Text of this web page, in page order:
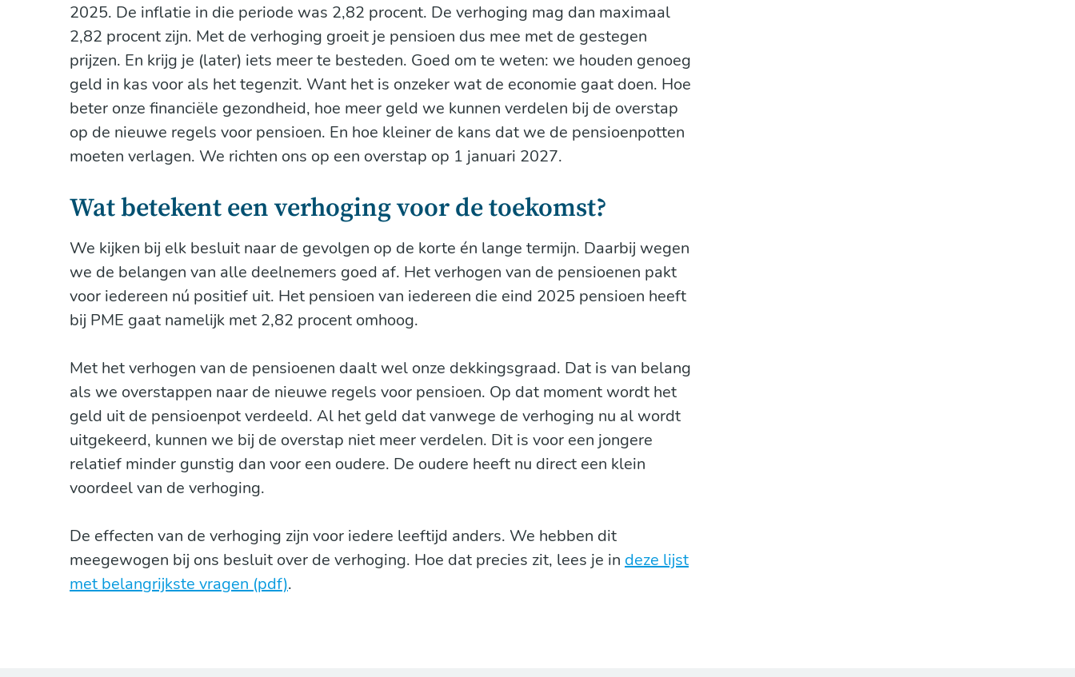
2025. De inflatie in die periode was 2,82 procent. De verhoging mag dan maximaal
2,82 procent zijn. Met de verhoging groeit je pensioen dus mee met de gestegen
prijzen. En krijg je (later) iets meer te besteden. Goed om te weten: we houden genoeg
geld in kas voor als het tegenzit. Want het is onzeker wat de economie gaat doen. Hoe
beter onze financiële gezondheid, hoe meer geld we kunnen verdelen bij de overstap
op de nieuwe regels voor pensioen. En hoe kleiner de kans dat we de pensioenpotten
moeten verlagen. We richten ons op een overstap op 1 januari 2027.
Wat betekent een verhoging voor de toekomst?
We kijken bij elk besluit naar de gevolgen op de korte én lange termijn. Daarbij wegen
we de belangen van alle deelnemers goed af. Het verhogen van de pensioenen pakt
voor iedereen nú positief uit. Het pensioen van iedereen die eind 2025 pensioen heeft
bij PME gaat namelijk met 2,82 procent omhoog.
Met het verhogen van de pensioenen daalt wel onze dekkingsgraad. Dat is van belang
als we overstappen naar de nieuwe regels voor pensioen. Op dat moment wordt het
geld uit de pensioenpot verdeeld. Al het geld dat vanwege de verhoging nu al wordt
uitgekeerd, kunnen we bij de overstap niet meer verdelen. Dit is voor een jongere
relatief minder gunstig dan voor een oudere. De oudere heeft nu direct een klein
voordeel van de verhoging.
De effecten van de verhoging zijn voor iedere leeftijd anders. We hebben dit
meegewogen bij ons besluit over de verhoging. Hoe dat precies zit, lees je in deze lijst
met belangrijkste vragen (pdf).